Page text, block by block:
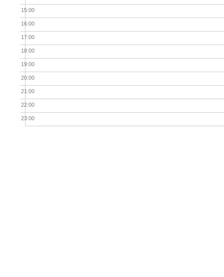
15:00
16:00
17:00
18:00
19:00
20:00
21:00
22:00
23:00